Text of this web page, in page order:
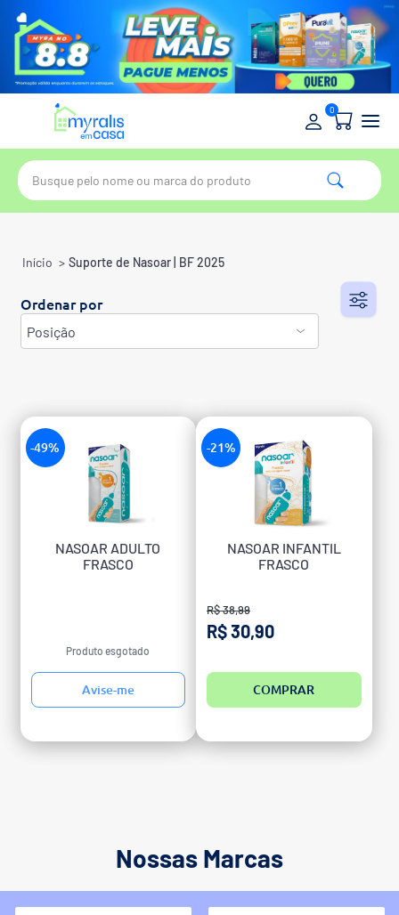
0
Início > Suporte de Nasoar | BF 2025
Ordenar por
-49%
NASOAR ADULTO
FRASCO
Produto esgotado
Avise-me
-21%
NASOAR INFANTIL
FRASCO
R$ 38,99
R$ 30,90
COMPRAR
Nossas Marcas